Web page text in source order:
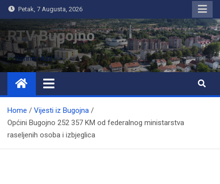
Petak, 7 Augusta, 2026
RTV Bugojno
Home
Vijesti iz Bugojna
Općini Bugojno 252 357 KM od federalnog ministarstva
raseljenih osoba i izbjeglica